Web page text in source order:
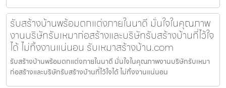
รับสร้างบ้านพร้อมตกแต่งภายในนาดี มั่นใจในคุณภาพ
งานบริษัทรับเหมาก่อสร้างและบริษัทรับสร้างบ้านที่ไว้ใจ
ได้ ไม่ทิ้งงานแน่นอน รับเหมาสร้างบ้าน.com
รับสร้างบ้านพร้อมตกแต่งภายในนาดี มั่นใจในคุณภาพงานบริษัทรับเหมา
ก่อสร้างและบริษัทรับสร้างบ้านที่ไว้ใจได้ ไม่ทิ้งงานแน่นอน